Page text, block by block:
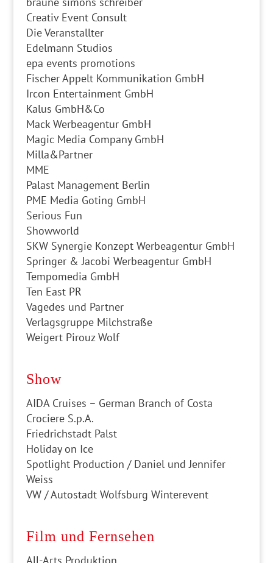
Creativ Event Consult
Die Veranstallter
Edelmann Studios
epa events promotions
Fischer Appelt Kommunikation GmbH
Ircon Entertainment GmbH
Kalus GmbH&Co
Mack Werbeagentur GmbH
Magic Media Company GmbH
Milla&Partner
MME
Palast Management Berlin
PME Media Goting GmbH
Serious Fun
Showworld
SKW Synergie Konzept Werbeagentur GmbH
Springer & Jacobi Werbeagentur GmbH
Tempomedia GmbH
Ten East PR
Vagedes und Partner
Verlagsgruppe Milchstraße
Weigert Pirouz Wolf
Show
AIDA Cruises – German Branch of Costa
Crociere S.p.A.
Friedrichstadt Palst
Holiday on Ice
Spotlight Production / Daniel und Jennifer
Weiss
VW / Autostadt Wolfsburg Winterevent
Film und Fernsehen